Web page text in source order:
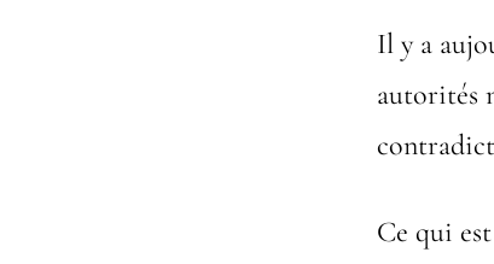
Il y a
autorités
Ce qui